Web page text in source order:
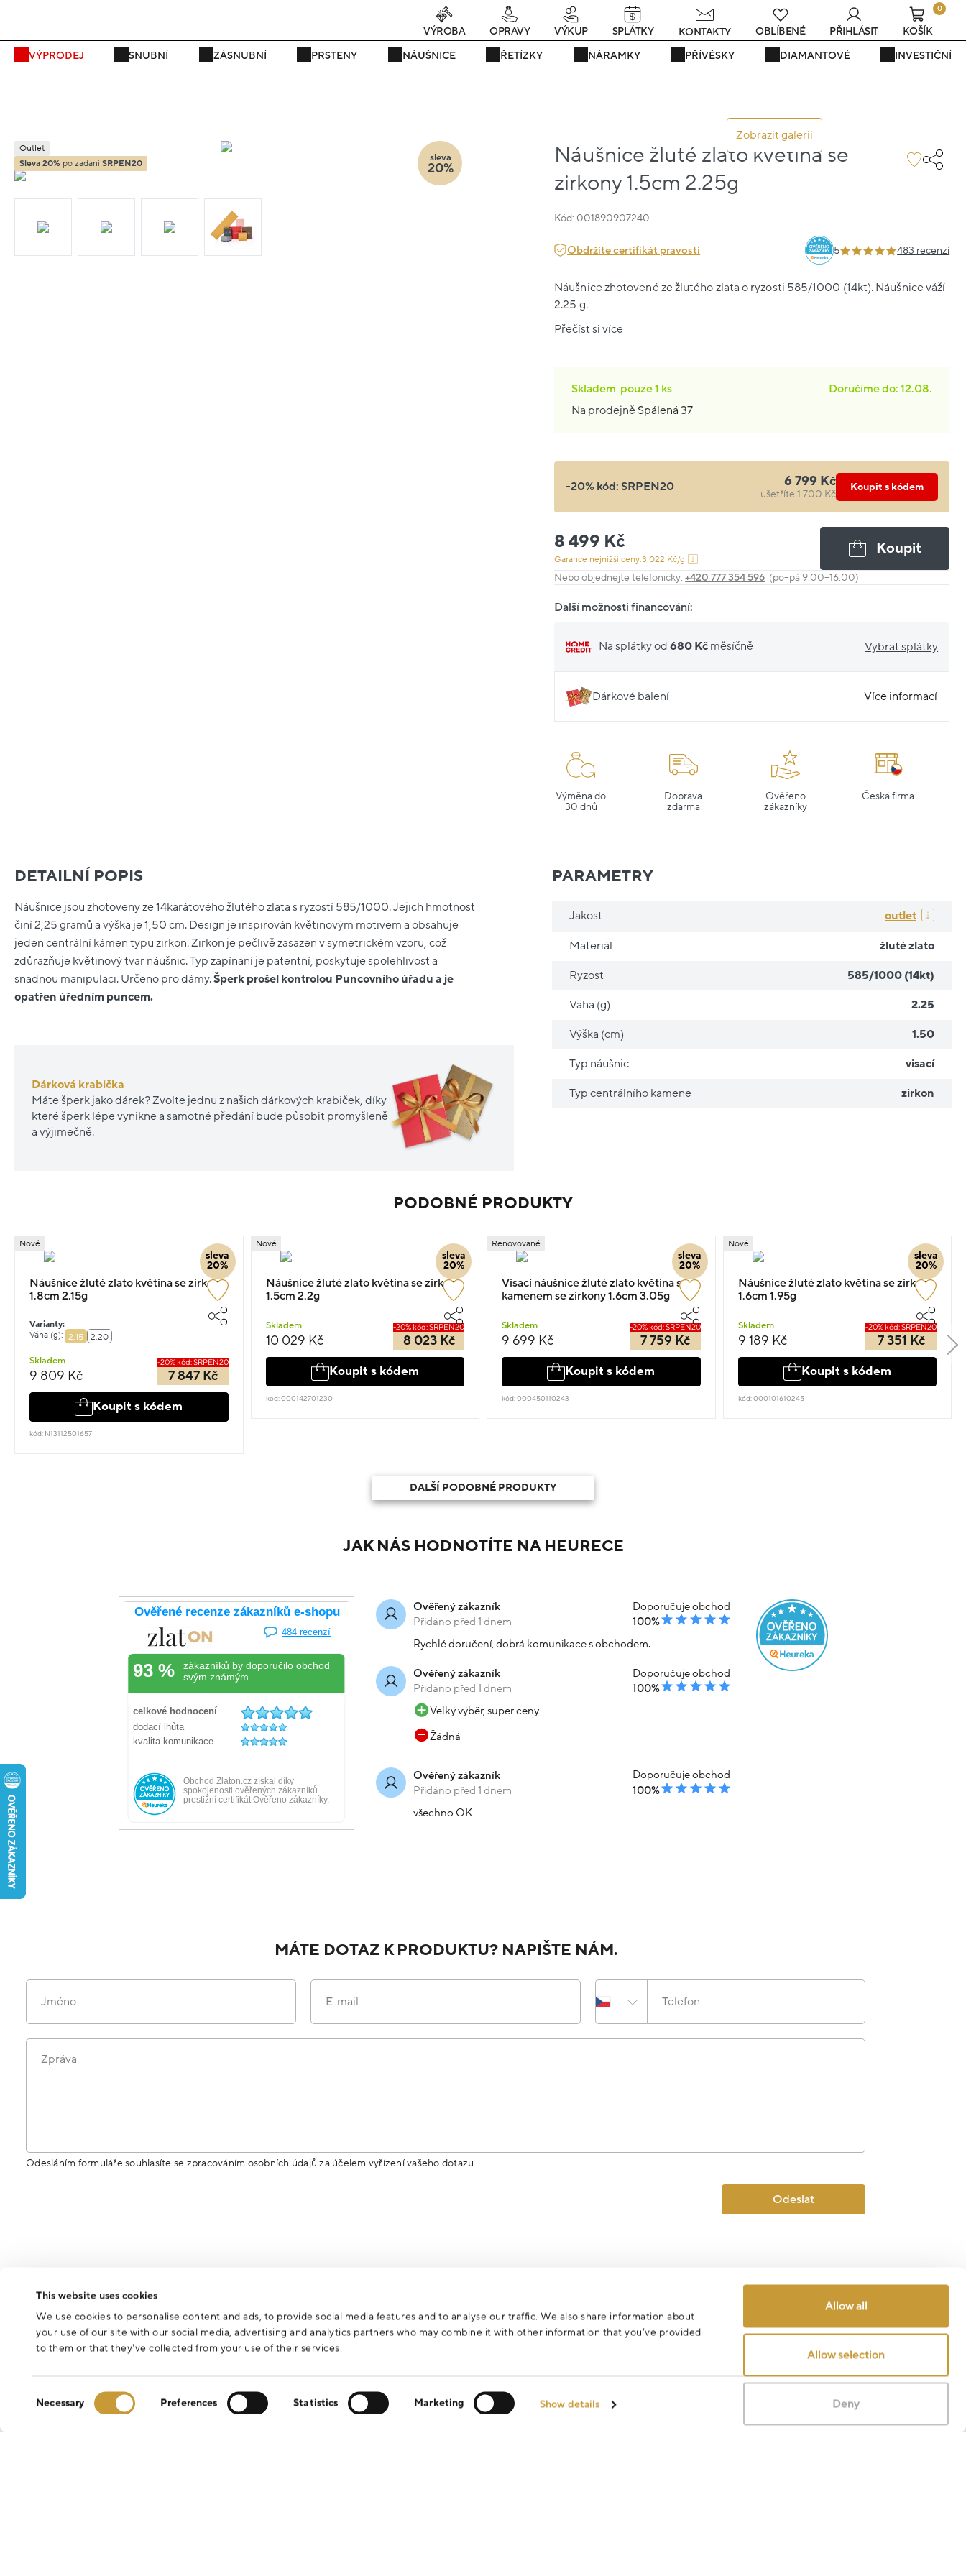
This website uses cookies
We use cookies to personalise content and ads, to provide social media features and to analyse our traffic. We also share information about
your use of our site with our social media, advertising and analytics partners who may combine it with other information that you’ve provided
to them or that they’ve collected from your use of their services.
Necessary Preferences Statistics Marketing Show details
Allow all
Allow selection
Deny
Právě teď! - 20 % na vše! Kód: SRPEN20 23 dní : 9h : 26m : 54s
VÝPRODEJ SNUBNÍ ZÁSNUBNÍ PRSTENY NÁUŠNICE ŘETÍZKY NÁRAMKY PŘÍVĚSKY DIAMANTOVÉ INVESTIČNÍ
VÝROBA OPRAVY VÝKUP SPLÁTKY KONTAKTY OBLÍBENÉ PŘIHLÁSIT
0
KOŠÍK
Zobrazit galerii
Náušnice žluté zlato květina se
zirkony 1.5cm 2.25g
Kód: 001890907240
Outlet
Sleva 20% po zadání SRPEN20
sleva
20%
Obdržíte certifikát pravosti 5 483 recenzí
Náušnice zhotovené ze žlutého zlata o ryzosti 585/1000 (14kt). Náušnice váží
2.25 g.
Přečíst si více
Skladem pouze1 ks
Doručíme do: 12.08.
Na prodejně Spálená 37
-20% kód:SRPEN20 6 799 Kč
ušetříte 1 700 Kč
Koupit s kódem
8 499 Kč
Garance nejnižší ceny:3 022 Kč/g
Koupit
Nebo objednejte telefonicky:+420 777 354 596 (po–pá 9:00–16:00)
Další možnosti financování:
Na splátky od680 Kč měsíčně Vybrat splátky
Dárkové balení Více informací
Výměna do
30 dnů
Doprava
zdarma
Ověřeno
zákazníky
Česká firma
DETAILNÍ POPIS
Náušnice jsou zhotoveny ze 14karátového žlutého zlata s ryzostí 585/1000. Jejich hmotnost
činí 2,25 gramů a výška je 1,50 cm. Design je inspirován květinovým motivem a obsahuje
jeden centrální kámen typu zirkon. Zirkon je pečlivě zasazen v symetrickém vzoru, což
zdůrazňuje květinový tvar náušnic. Typ zapínání je patentní, poskytuje spolehlivost a
snadnou manipulaci. Určeno pro dámy.Šperk prošel kontrolou Puncovního úřadu a je
opatřen úředním puncem.
Dárková krabička
Máte šperk jako dárek? Zvolte jednu z našich dárkových krabiček, díky
které šperk lépe vynikne a samotné předání bude působit promyšleně
a výjimečně.
PARAMETRY
Jakost outlet
Materiál žluté zlato
Ryzost 585/1000 (14kt)
Vaha (g) 2.25
Výška (cm) 1.50
Typ náušnic visací
Typ centrálního kamene zirkon
PODOBNÉ PRODUKTY
sleva
20%
Nové
Náušnice žluté zlato květina se zirkony
1.8cm 2.15g
Varianty:
Váha (g):
2.15 2.20
Skladem
9 809 Kč
-20% kód: SRPEN20
7 847 Kč
Koupit s kódem
kód: N13112501657
sleva
20%
Nové
Náušnice žluté zlato květina se zirkony
1.5cm 2.2g
Skladem
10 029 Kč
-20% kód: SRPEN20
8 023 Kč
Koupit s kódem
kód: 000142701230
sleva
20%
Renovované
Visací náušnice žluté zlato květina s
kamenem se zirkony 1.6cm 3.05g
Skladem
9 699 Kč
-20% kód: SRPEN20
7 759 Kč
Koupit s kódem
kód: 000450110243
sleva
20%
Nové
Náušnice žluté zlato květina se zirkony
1.6cm 1.95g
Skladem
9 189 Kč
-20% kód: SRPEN20
7 351 Kč
Koupit s kódem
kód: 000101610245
DALŠÍ PODOBNÉ PRODUKTY
JAK NÁS HODNOTÍTE NA HEURECE
Ověřený zákazník
Přidáno před 1 dnem
Doporučuje obchod
100%
Rychlé doručení, dobrá komunikace s obchodem.
Ověřený zákazník
Přidáno před 1 dnem
Doporučuje obchod
100%
Velký výběr, super ceny
Žádná
Ověřený zákazník
Přidáno před 1 dnem
Doporučuje obchod
100%
všechno OK
MÁTE DOTAZ K PRODUKTU? NAPIŠTE NÁM.
Jméno E-mail Telefon
Zpráva
Odesláním formuláře souhlasíte se zpracováním osobních údajů za účelem vyřízení vašeho dotazu.
Odeslat